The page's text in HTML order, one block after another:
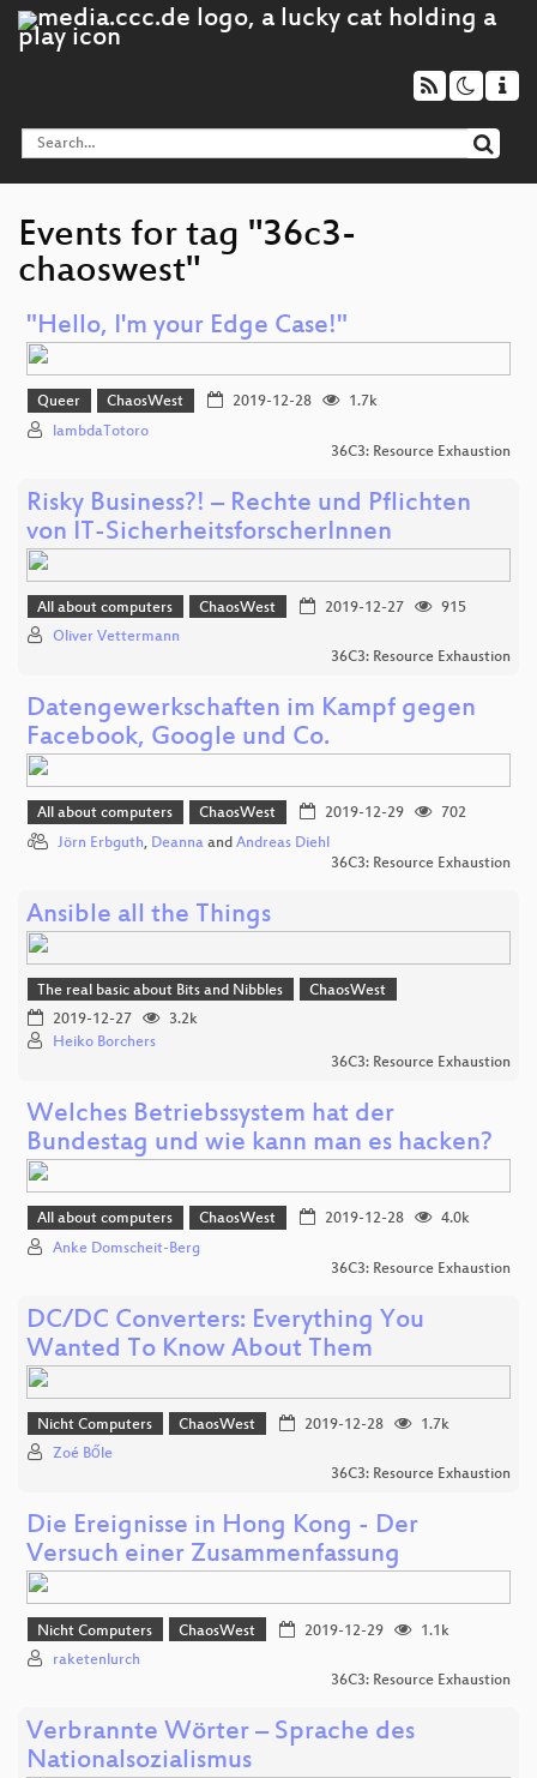
Events for tag "36c3-
chaoswest"
"Hello, I'm your Edge Case!"
Queer ChaosWest 2019-12-28
1.7k
lambdaTotoro
36C3: Resource Exhaustion
Risky Business?! – Rechte und Pflichten
von IT-SicherheitsforscherInnen
All about computers ChaosWest 2019-12-27
915
Oliver Vettermann
36C3: Resource Exhaustion
Datengewerkschaften im Kampf gegen
Facebook, Google und Co.
All about computers ChaosWest 2019-12-29
702
Jörn Erbguth, Deanna and Andreas Diehl
36C3: Resource Exhaustion
Ansible all the Things
The real basic about Bits and Nibbles
ChaosWest
2019-12-27
3.2k
Heiko Borchers
36C3: Resource Exhaustion
Welches Betriebssystem hat der
Bundestag und wie kann man es hacken?
All about computers ChaosWest 2019-12-28
4.0k
Anke Domscheit-Berg
36C3: Resource Exhaustion
DC/DC Converters: Everything You
Wanted To Know About Them
Nicht Computers ChaosWest 2019-12-28
1.7k
Zoé Bőle
36C3: Resource Exhaustion
Die Ereignisse in Hong Kong - Der
Versuch einer Zusammenfassung
Nicht Computers ChaosWest 2019-12-29
1.1k
raketenlurch
36C3: Resource Exhaustion
Verbrannte Wörter – Sprache des
Nationalsozialismus